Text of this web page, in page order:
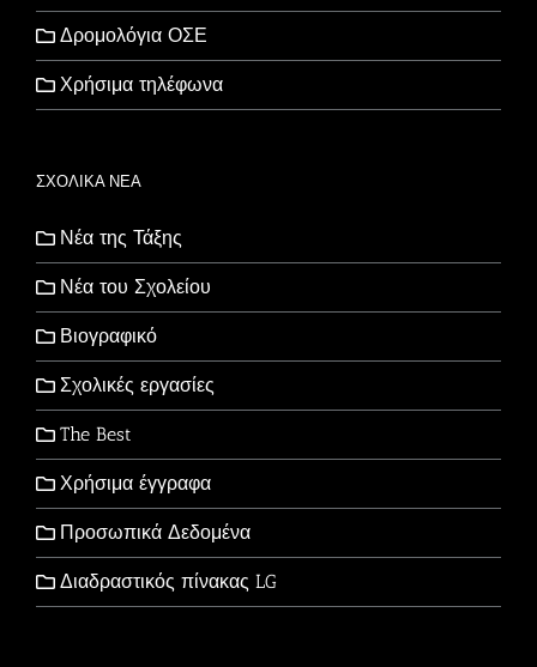
Δρομολόγια ΟΣΕ
Χρήσιμα τηλέφωνα
ΣΧΟΛΙΚΑ ΝΕΑ
Νέα της Τάξης
Νέα του Σχολείου
Βιογραφικό
Σχολικές εργασίες
The Best
Χρήσιμα έγγραφα
Προσωπικά Δεδομένα
Διαδραστικός πίνακας LG